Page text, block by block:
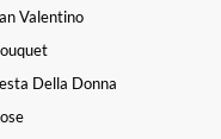
Valentino
Della Donna